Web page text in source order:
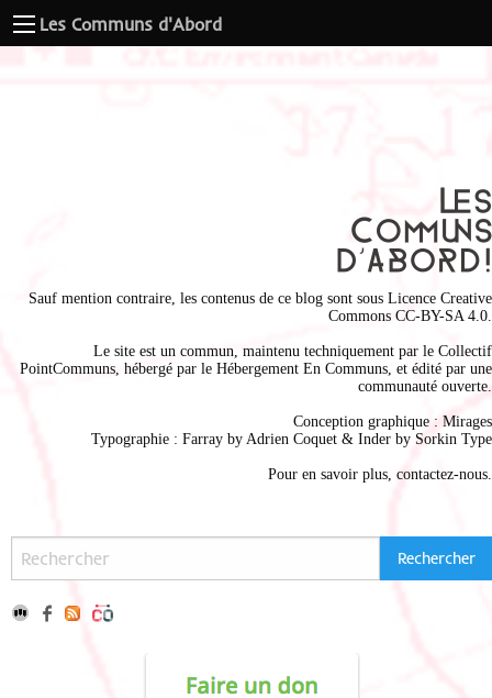
Les Communs d'Abord
Sauf mention contraire, les contenus de ce blog sont sous Licence Creative
Commons CC-BY-SA 4.0
Le site est un commun, maintenu techniquement par le Collectif
PointCommuns , hébergé par le Hébergement En Communs , et édité par une
communauté ouverte.
Conception graphique : Mirages
Typographie : Farray by Adrien Coquet & Inder by Sorkin Type
Pour en savoir plus, contactez-nous